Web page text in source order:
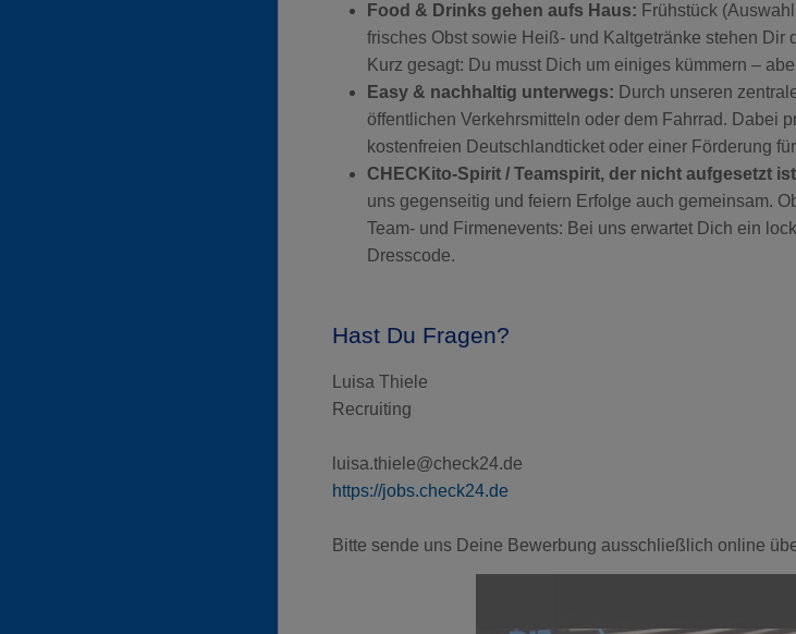
Food & Drinks gehen aufs Haus: Frühstück
frisches Obst sowie Heiß- und Kaltgetränke stehen Dir
Kurz gesagt: Du musst Dich um einiges kümmern –
Easy & nachhaltig unterwegs: Durch unseren
öffentlichen Verkehrsmitteln oder dem Fahrrad. Dabei
kostenfreien Deutschlandticket oder einer Förderung
CHECKito-Spirit / Teamspirit, der nicht aufgesetzt
uns gegenseitig und feiern Erfolge auch gemeinsam.
Team- und Firmenevents: Bei uns erwartet Dich ein
Dresscode.
Hast Du Fragen?
Luisa Thiele
Recruiting
luisa.thiele@check24.de
https://jobs.check24.de
Bitte sende uns Deine Bewerbung ausschließlich online